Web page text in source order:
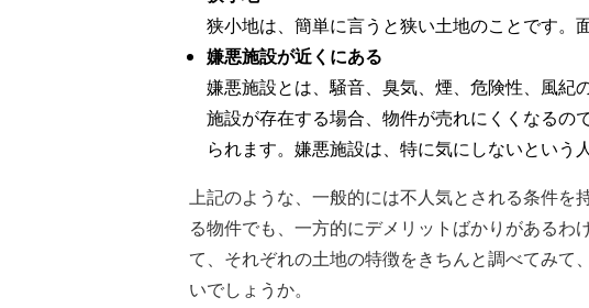
狭小地は、簡単に言うと狭い土地のことです。
嫌悪施設が近くにある
嫌悪施設とは、騒音、臭気、煙、危険性、風紀
施設が存在する場合、物件が売れにくくなるの
られます。嫌悪施設は、特に気にしないという
上記のような、一般的には不人気とされる条件を
る物件でも、一方的にデメリットばかりがある
て、それぞれの土地の特徴をきちんと調べてみ
いでしょうか。